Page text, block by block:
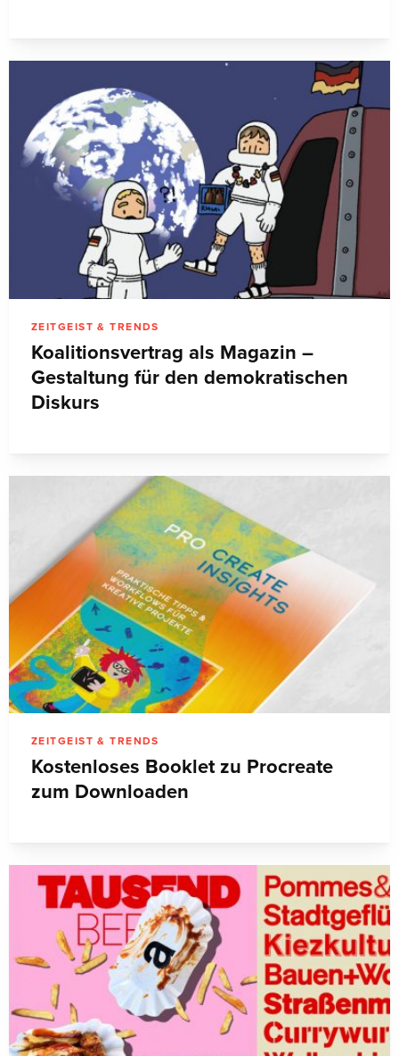
ZEITGEIST & TRENDS
Koalitionsvertrag als Magazin –
Gestaltung für den demokratischen
Diskurs
ZEITGEIST & TRENDS
Kostenloses Booklet zu Procreate
zum Downloaden